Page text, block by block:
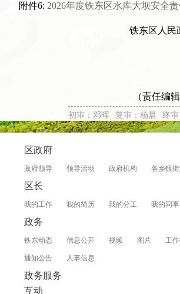
附件6: 2026年度铁东区水库大坝安全
铁东区人民
（责任编
初审：邓晖 复审：杨晨 终
区政府
政府领导 领导活动 政府机构 各乡镇
区长
我的工作 我的简历 我的分工 我的同事
政务
铁东动态 信息公开 视频 图片 工
通知公告 人事信息
政务服务
互动